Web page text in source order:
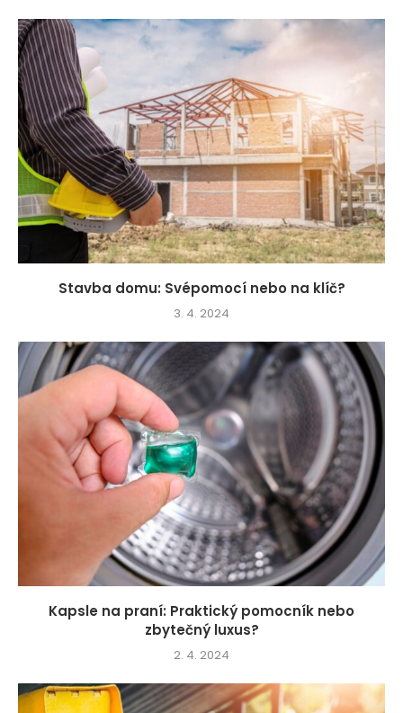
Stavba domu: Svépomocí nebo na klíč?
3. 4. 2024
Kapsle na praní: Praktický pomocník nebo
zbytečný luxus?
2. 4. 2024